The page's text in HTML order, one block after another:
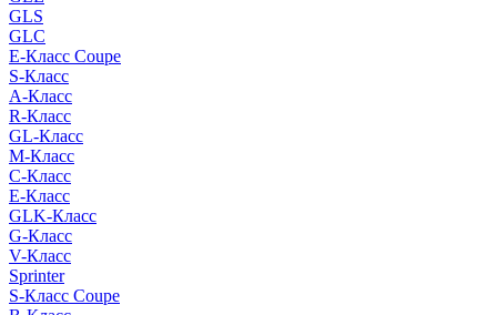
GLS
GLC
E-Класс Coupe
S-Класс
A-Класс
R-Класс
GL-Класс
M-Класс
C-Класс
E-Класс
GLK-Класс
G-Класс
V-Класс
Sprinter
S-Класс Сoupe